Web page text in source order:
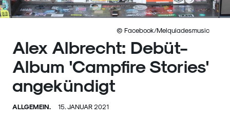
© Facebook/Melquiadesmusic
Alex Albrecht: Debüt-
Album 'Campfire Stories'
angekündigt
ALLGEMEIN. 15. JANUAR 2021